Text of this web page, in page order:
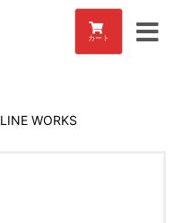
カート
LINE WORKS